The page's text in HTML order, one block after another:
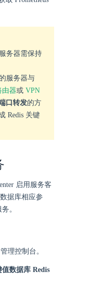
务器需保持
服务器与
由器或 VPN
口转发的方
Redis 关键
启用服务客
据库相应参
。
理控制台。
值数据库 Redis